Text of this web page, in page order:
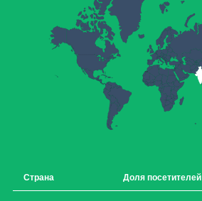
Страна Доля посетителей